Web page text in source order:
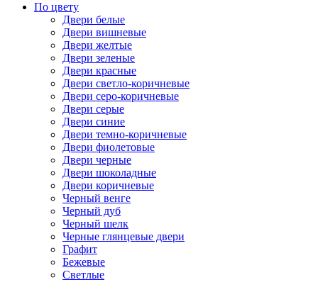
По цвету
Двери белые
Двери вишневые
Двери желтые
Двери зеленые
Двери красные
Двери светло-коричневые
Двери серо-коричневые
Двери серые
Двери синие
Двери темно-коричневые
Двери фиолетовые
Двери черные
Двери шоколадные
Двери коричневые
Черный венге
Черный дуб
Черный шелк
Черные глянцевые двери
Графит
Бежевые
Светлые